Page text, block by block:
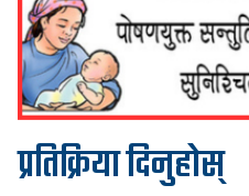
प्रतिक्रिया दिनुहोस्